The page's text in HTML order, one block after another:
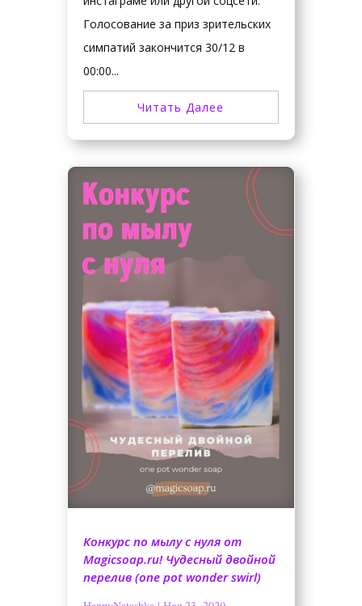
Голосование за приз зрительских
симпатий закончится 30/12 в
00:00...
Читать Далее
Конкурс по мылу с нуля от
Magicsoap.ru! Чудесный двойной
перелив (one pot wonder swirl)